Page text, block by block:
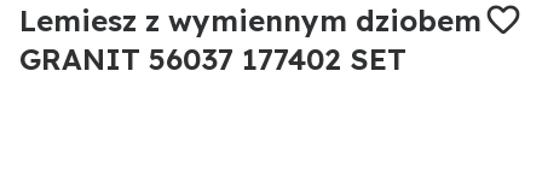
Lemiesz z wymiennym dziobem
GRANIT 56037 177402 SET